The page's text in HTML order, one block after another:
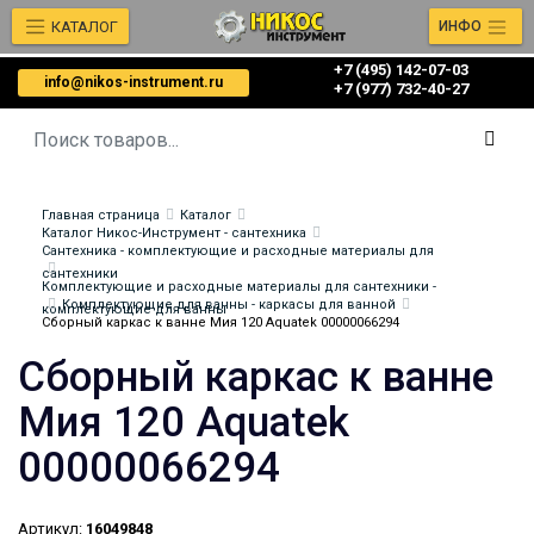
info@nikos-instrument.ru
+7 (495) 142-07-03
‎‎+7 (977) 732-40-27
КАТАЛОГ ИНФО
Главная страница
Каталог
Каталог Никос-Инструмент - сантехника
Сантехника - комплектующие и расходные материалы для
сантехники
Комплектующие и расходные материалы для сантехники -
комплектующие для ванны
Комплектующие для ванны - каркасы для ванной
Сборный каркас к ванне Мия 120 Aquatek 00000066294
Сборный каркас к ванне
Мия 120 Aquatek
00000066294
Артикул: 16049848